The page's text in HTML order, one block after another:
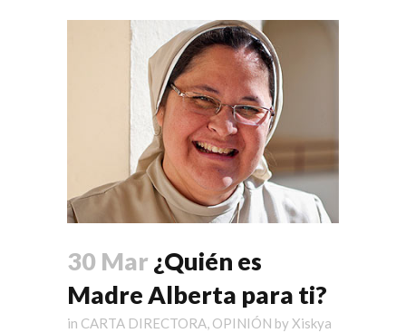
30 Mar ¿Quién es
Madre Alberta para ti?
in CARTA DIRECTORA, OPINIÓN by Xiskya